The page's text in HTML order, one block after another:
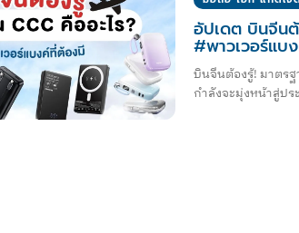
อัปเดต บินจีนต้
#พาวเวอร์แบ
บินจีนต้องรู้! มาตรฐาน CCC คือ
กำลังจะมุ่งหน้าสู่ปร